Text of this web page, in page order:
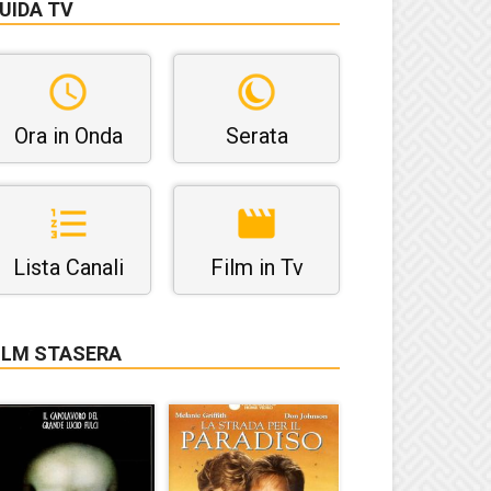
TV
Ora in Onda Serata
Lista Canali Film in Tv
STASERA